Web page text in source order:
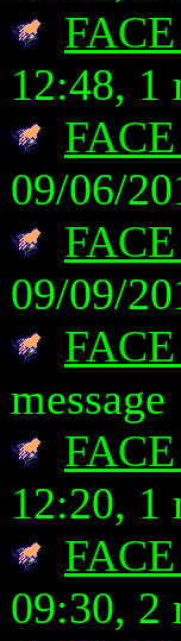
12:48, 1
09/06/
09/09/
message
12:20, 1
09:30, 2